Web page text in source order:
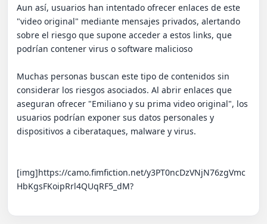
Aun así, usuarios han intentado ofrecer enlaces de este
"video original" mediante mensajes privados, alertando
sobre el riesgo que supone acceder a estos links, que
podrían contener virus o software malicioso
Muchas personas buscan este tipo de contenidos sin
considerar los riesgos asociados. Al abrir enlaces que
aseguran ofrecer "Emiliano y su prima video original", los
usuarios podrían exponer sus datos personales y
dispositivos a ciberataques, malware y virus.
[img]https://camo.fimfiction.net/y3PT0ncDzVNjN76zgVmc
HbKgsFKoipRrl4QUqRF5_dM?